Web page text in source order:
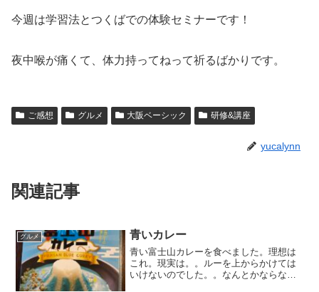
今週は学習法とつくばでの体験セミナーです！
夜中喉が痛くて、体力持ってねって祈るばかりです。
ご感想 グルメ 大阪ベーシック 研修&講座
yucalynn
関連記事
グルメ 青いカレー
青い富士山カレーを食べました。理想は
これ。現実は。。ルーを上からかけては
いけないのでした。。なんとかならない